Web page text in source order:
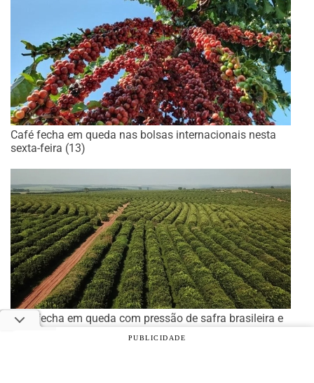
Café fecha em queda nas bolsas internacionais nesta
sexta-feira (13)
Café fecha em queda com pressão de safra brasileira e
aumento da oferta globalPUBLICIDADE